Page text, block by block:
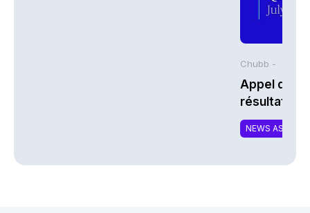
Chubb -
Appel de
résultats
2026 de
NEWS